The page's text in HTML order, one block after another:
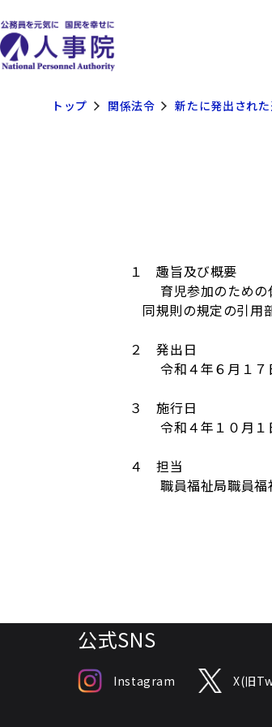
トップ 関係法令 新たに発出され
１ 趣旨及び概要
育児参加のための休
同規則の規定の引用
２ 発出日
令和４年６月１７
３ 施行日
令和４年１０月１
４ 担当
職員福祉局職員福
公式SNS
Instagram X(旧